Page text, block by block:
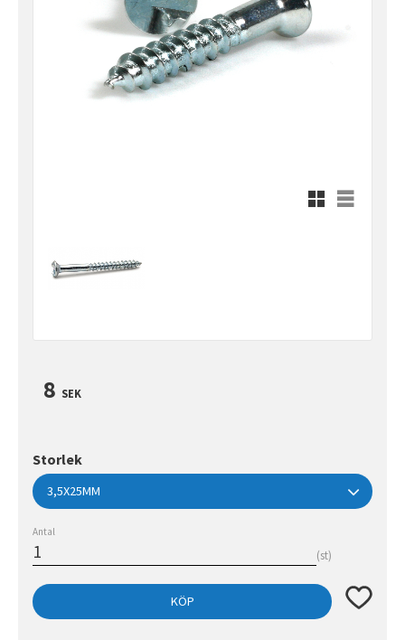
Rutnätsvy
Listvy
8 SEK
Storlek
Antal
st
KÖP Lägg till